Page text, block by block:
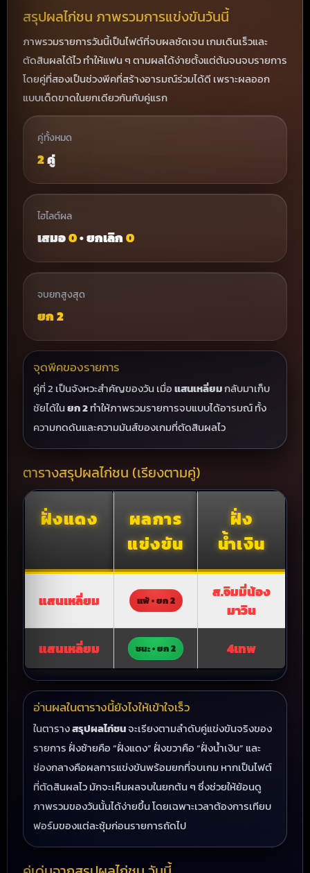
สรุปผลไก่ชน ภาพรวมการแข่งขันวันนี้
ภาพรวมรายการวันนี้เป็นไฟต์ที่จบผลชัดเจน เกมเดินเร็วและ
ตัดสินผลได้ไว ทำให้แฟน ๆ ตามผลได้ง่ายตั้งแต่ต้นจนจบรายการ
โดยคู่ที่สองเป็นช่วงพีคที่สร้างอารมณ์ร่วมได้ดี เพราะผลออก
แบบเด็ดขาดในยกเดียวกันกับคู่แรก
คู่ทั้งหมด
2คู่
ไฮไลต์ผล
เสมอ0• ยกเลิก0
จบยกสูงสุด
ยก 2
จุดพีคของรายการ
คู่ที่ 2 เป็นจังหวะสำคัญของวัน เมื่อแสนเหลี่ยมกลับมาเก็บ
ชัยได้ในยก 2ทำให้ภาพรวมรายการจบแบบได้อารมณ์ ทั้ง
ความกดดันและความมันส์ของเกมที่ตัดสินผลไว
ตารางสรุปผลไก่ชน (เรียงตามคู่)
ฝั่งแดง
ผลการ
แข่งขัน
ฝั่ง
น้ำเงิน
แสนเหลี่ยม แพ้ • ยก 2
ส.จิมมี่น้อง
มาวิน
แสนเหลี่ยม ชนะ • ยก 2 4เทพ
อ่านผลในตารางนี้ยังไงให้เข้าใจเร็ว
ในตารางสรุปผลไก่ชนจะเรียงตามลำดับคู่แข่งขันจริงของ
รายการ ฝั่งซ้ายคือ “ฝั่งแดง” ฝั่งขวาคือ “ฝั่งน้ำเงิน” และ
ช่องกลางคือผลการแข่งขันพร้อมยกที่จบเกม หากเป็นไฟต์
ที่ตัดสินผลไว มักจะเห็นผลจบในยกต้น ๆ ซึ่งช่วยให้ย้อนดู
ภาพรวมของวันนั้นได้ง่ายขึ้น โดยเฉพาะเวลาต้องการเทียบ
ฟอร์มของแต่ละซุ้มก่อนรายการถัดไป